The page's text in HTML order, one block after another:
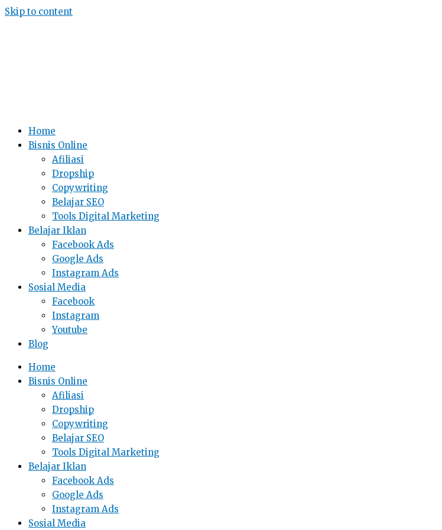
Skip to content
Home
Bisnis Online
Afiliasi
Dropship
Copywriting
Belajar SEO
Tools Digital Marketing
Belajar Iklan
Facebook Ads
Google Ads
Instagram Ads
Sosial Media
Facebook
Instagram
Youtube
Blog
Home
Bisnis Online
Afiliasi
Dropship
Copywriting
Belajar SEO
Tools Digital Marketing
Belajar Iklan
Facebook Ads
Google Ads
Instagram Ads
Sosial Media